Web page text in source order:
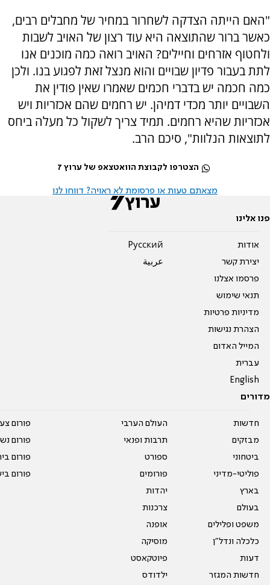
"האם הייתה הצדקה לשחרור במחיר של מחבלים רבים,
כאשר ברור שהתוצאה היא עוד רצון של האויב לשבות
ולחטוף אזרחים וחיילים? האויב רואה כמה מוכנים אנו
לתת בעבור פדיון שבויים והוא מנצל זאת לפגוע בנו. ולכן
כמה חכמה יש בדברי חכמים שאמרו שאין פודין את
השבויים יותר מכדי דמיהן. יש רחמים שהם אכזריות ויש
אכזריות שהיא רחמים. תמיד צריך לשקול כל מעלה ביחס
לתוצאות הנלוות", סיכם הרב.
הצטרפו לקבוצת הוואטצאפ של ערוץ 7
מצאתם טעות או פרסומת לא ראויה? דווחו לנו
פנו אלינו
אודות
יצירת קשר
פרסמו אצלנו
תנאי שימוש
מדיניות פרטיות
הצהרת נגישות
המייל האדום
עברית
English
Pусский
عربية
מדורים
חדשות
מבזקים
ביטחוני
פוליטי-מדיני
בארץ
בעולם
משפט ופלילים
כלכלה ונדל"ן
דעות
חדשות המגזר
העולם הערבי
תרבות ופנאי
ספורט
פורומים
יהדות
צרכנות
אופנה
מוסיקה
פיוטקאסט
ילדודס
פורום
פורום
פורום
פורום